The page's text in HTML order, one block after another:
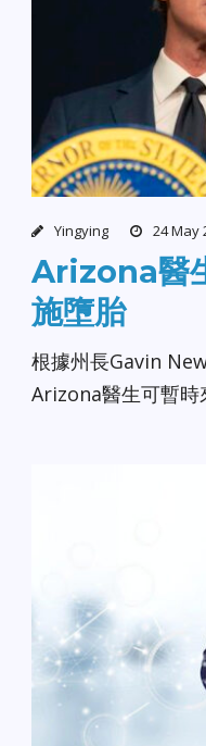
Yingying 24 May
Arizona醫
施墮胎
根據州長Gavin
Arizona醫生可暫時